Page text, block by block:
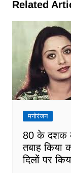
Related
मनोरंजन
80 के दशक में
तबाह
दिलों पर